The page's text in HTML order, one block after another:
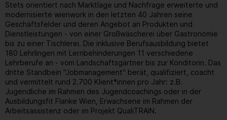
Stets orientiert nach Marktlage und Nachfrage erweiterte und
modernisierte wienwork in den letzten 40 Jahren seine
Geschäftsfelder und deren Angebot an Produkten und
Dienstleistungen - von einer Großwäscherei über Gastronomie
bis zu einer Tischlerei. Die inklusive Berufsausbildung bietet
180 Lehrlingen mit Lernbehinderungen 11 verschiedene
Lehrberufe an - vom Landschaftsgärtner bis zur Konditorin. Das
dritte Standbein "Jobmanagement" berät, qualifiziert, coacht
und vermittelt rund 2.700 Klient*innen pro Jahr: z.B.
Jugendliche im Rahmen des Jugendcoachings oder in der
Ausbildungsfit Flanke Wien, Erwachsene im Rahmen der
Arbeitsassistenz oder im Projekt QualiTRAIN.